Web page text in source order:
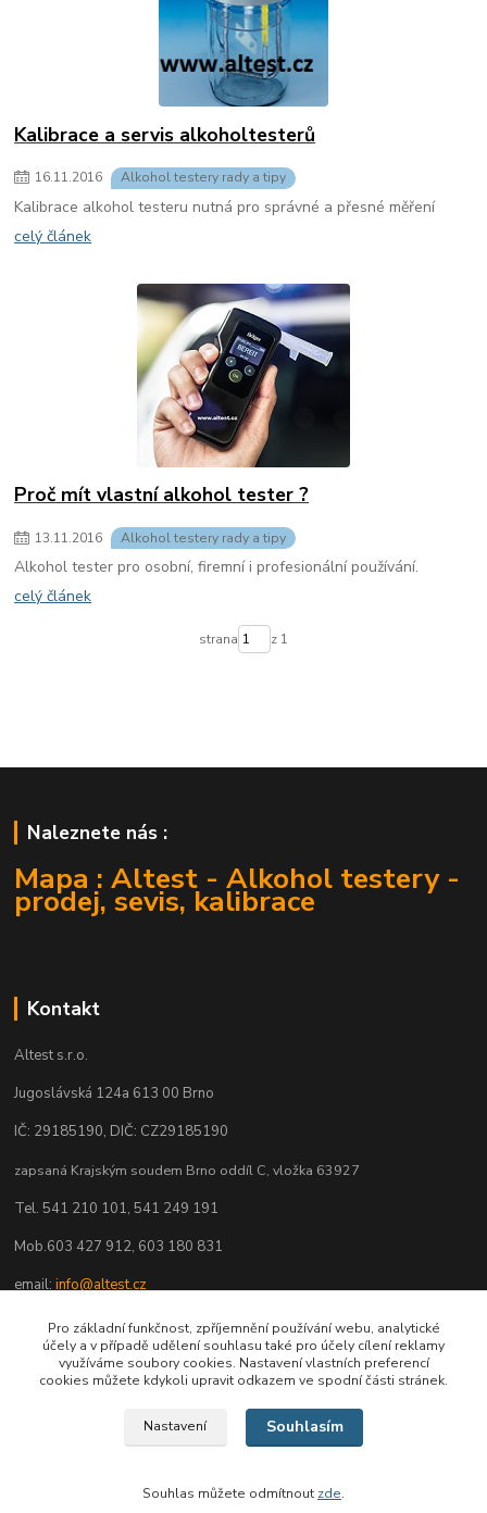
Kalibrace a servis alkoholtesterů
16.11.2016 Alkohol testery rady a tipy
Kalibrace alkohol testeru nutná pro správné a přesné měření
celý článek
Proč mít vlastní alkohol tester ?
13.11.2016 Alkohol testery rady a tipy
Alkohol tester pro osobní, firemní i profesionální používání.
celý článek
strana z 1
Naleznete nás :
Mapa : Altest - Alkohol testery -
prodej, sevis, kalibrace
Kontakt
Altest s.r.o.
Jugoslávská 124a 613 00 Brno
IČ: 29185190, DIČ: CZ29185190
zapsaná Krajským soudem Brno oddíl C, vložka 63927
Tel. 541 210 101, 541 249 191
Mob.603 427 912, 603 180 831
email:info@altest.cz
www.altest.cz
eshop.altest.cz
Pro základní funkčnost, zpříjemnění používání webu, analytické
účely a v případě udělení souhlasu také pro účely cílení reklamy
využíváme soubory cookies. Nastavení vlastních preferencí
cookies můžete kdykoli upravit odkazem ve spodní části stránek.
Nastavení Souhlasím
Souhlas můžete odmítnout zde.